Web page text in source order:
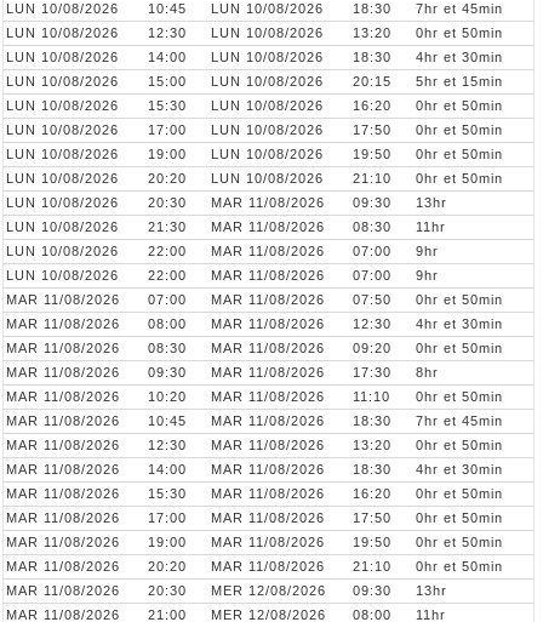
LUN 10/08/2026
10:45 LUN 10/08/2026 18:30
7hr et 45min
LUN 10/08/2026
12:30 LUN 10/08/2026 13:20
0hr et 50min
LUN 10/08/2026
14:00 LUN 10/08/2026 18:30
4hr et 30min
LUN 10/08/2026
15:00 LUN 10/08/2026 20:15
5hr et 15min
LUN 10/08/2026
15:30 LUN 10/08/2026 16:20
0hr et 50min
LUN 10/08/2026
17:00 LUN 10/08/2026 17:50
0hr et 50min
LUN 10/08/2026
19:00 LUN 10/08/2026 19:50
0hr et 50min
LUN 10/08/2026
20:20 LUN 10/08/2026 21:10
0hr et 50min
LUN 10/08/2026
20:30 MAR 11/08/2026 09:30
13hr
LUN 10/08/2026
21:30 MAR 11/08/2026 08:30
11hr
LUN 10/08/2026
22:00 MAR 11/08/2026 07:00
9hr
LUN 10/08/2026
22:00 MAR 11/08/2026 07:00
9hr
MAR 11/08/2026
07:00 MAR 11/08/2026 07:50
0hr et 50min
MAR 11/08/2026
08:00 MAR 11/08/2026 12:30
4hr et 30min
MAR 11/08/2026
08:30 MAR 11/08/2026 09:20
0hr et 50min
MAR 11/08/2026
09:30 MAR 11/08/2026 17:30
8hr
MAR 11/08/2026
10:20 MAR 11/08/2026 11:10
0hr et 50min
MAR 11/08/2026
10:45 MAR 11/08/2026 18:30
7hr et 45min
MAR 11/08/2026
12:30 MAR 11/08/2026 13:20
0hr et 50min
MAR 11/08/2026
14:00 MAR 11/08/2026 18:30
4hr et 30min
MAR 11/08/2026
15:30 MAR 11/08/2026 16:20
0hr et 50min
MAR 11/08/2026
17:00 MAR 11/08/2026 17:50
0hr et 50min
MAR 11/08/2026
19:00 MAR 11/08/2026 19:50
0hr et 50min
MAR 11/08/2026
20:20 MAR 11/08/2026 21:10
0hr et 50min
MAR 11/08/2026
20:30 MER 12/08/2026 09:30
13hr
MAR 11/08/2026
21:00 MER 12/08/2026 08:00
11hr